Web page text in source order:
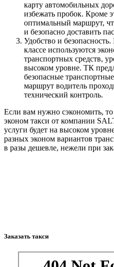
карту автомобильных
избежать пробок. Кроме
оптимальный маршрут,
и безопасно доставить
Удобство и
классе используются
транспортных средств,
высоком уровне. ТК
безопасные
маршрут водитель
технический контроль.
Если вам нужно сэкономить, то
эконом такси от компании
услуги будет на высоком
разных эконом вариантов
в разы дешевле, нежели при
Заказать такси